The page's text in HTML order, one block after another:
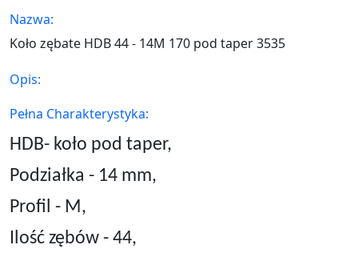
Nazwa:
Koło zębate HDB 44 - 14M 170 pod taper 3535
Opis:
Pełna Charakterystyka:
HDB- koło pod taper,
Podziałka - 14 mm,
Profil - M,
Ilość zębów - 44,